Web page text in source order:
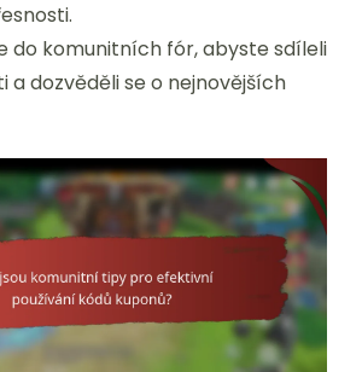
do komunitních fór, abyste sdíleli
a dozvěděli se o nejnovějších